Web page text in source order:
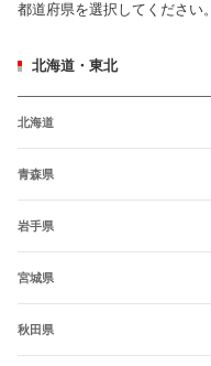
都道府県を選択してください。
北海道・東北
北海道
青森県
岩手県
宮城県
秋田県